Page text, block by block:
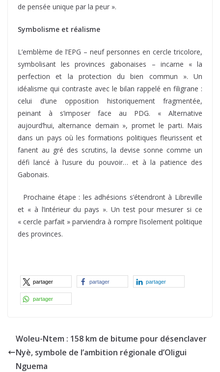
de pensée unique par la peur ».
Symbolisme et réalisme
L’emblème de l’EPG – neuf personnes en cercle tricolore,
symbolisant les provinces gabonaises – incarne « la
perfection et la protection du bien commun ». Un
idéalisme qui contraste avec le bilan rappelé en filigrane :
celui d’une opposition historiquement fragmentée,
peinant à s’imposer face au PDG. « Alternative
aujourd’hui, alternance demain », promet le parti. Mais
dans un pays où les formations politiques fleurissent et
fanent au gré des scrutins, la devise sonne comme un
défi lancé à l’usure du pouvoir… et à la patience des
Gabonais.
Prochaine étape : les adhésions s’étendront à Libreville
et « à l’intérieur du pays ». Un test pour mesurer si ce
« cercle parfait » parviendra à rompre l’isolement politique
des provinces.
partager partager partager
partager
Woleu-Ntem : 158 km de bitume pour désenclaver
Nyè, symbole de l’ambition régionale d’Oligui
Nguema